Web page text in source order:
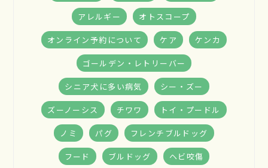
アレルギー オトスコープ
オンライン予約について ケア ケンカ
ゴールデン・レトリーバー
シニア犬に多い病気 シー・ズー
ズーノーシス チワワ トイ・プードル
ノミ パグ フレンチブルドッグ
フード ブルドッグ ヘビ咬傷